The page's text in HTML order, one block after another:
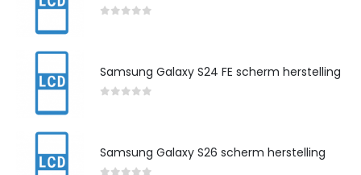
Samsung Galaxy S24 FE scherm herstelling
Samsung Galaxy S26 scherm herstelling